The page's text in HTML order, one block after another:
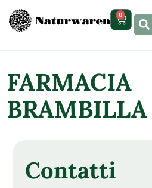
contenuto 0
FARMACIA
BRAMBILLA
Contatti